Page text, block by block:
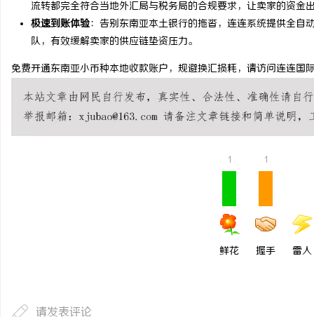
流转都完全符合当地外汇局与税务局的合规要求，让卖家的资金
极速到账体验：告别东南亚本土银行的拖沓，连连系统提供全自
队，有效缓解卖家的供应链垫资压力。
免费开通东南亚小币种本地收款账户，规避换汇损耗，请访问连连
1
鲜花
1
握手 雷人
请发表评论
6337锡条，巨一，焊锡